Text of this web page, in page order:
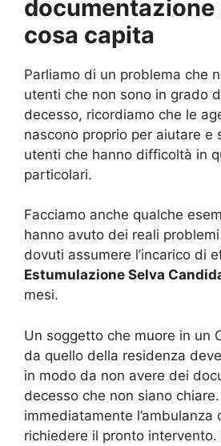
documentazione
cosa capita
Parliamo di un problema che
utenti che non sono in grado
decesso, ricordiamo che le
nascono proprio per aiutare e
utenti che hanno difficoltà in
particolari.
Facciamo anche qualche
hanno avuto dei reali
dovuti assumere l’incarico di
Estumulazione Selva
mesi.
Un soggetto che muore in un
da quello della residenza
in modo da non avere dei
decesso che non siano
immediatamente l’ambulanza
richiedere il pronto intervento.